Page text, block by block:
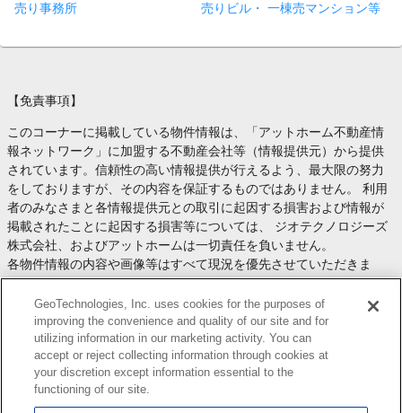
売り事務所 売りビル・ 一棟売マンション等
【免責事項】
このコーナーに掲載している物件情報は、「アットホーム不動産情
報ネットワーク」に加盟する不動産会社等（情報提供元）から提供
されています。信頼性の高い情報提供が行えるよう、最大限の努力
をしておりますが、その内容を保証するものではありません。 利用
者のみなさまと各情報提供元との取引に起因する損害および情報が
掲載されたことに起因する損害等については、 ジオテクノロジーズ
株式会社、およびアットホームは一切責任を負いません。
各物件情報の内容や画像等はすべて現況を優先させていただきま
す。
お取引等（お取引の準備、資金調達等を含みます）の際には、内容
や契約条件等について、 各情報提供元より十分な説明を受け、ご自
身でご確認の上、判断してください。
このコーナーへの物件情報のご掲載、その他不動産業務ソリューシ
ョン等についての不動産会社様のお問合せはこちら
します。
GeoTechnologies, Inc. uses cookies for the purposes of
improving the convenience and quality of our site and for
utilizing information in our marketing activity. You can
accept or reject collecting information through cookies at
your discretion except information essential to the
functioning of our site.